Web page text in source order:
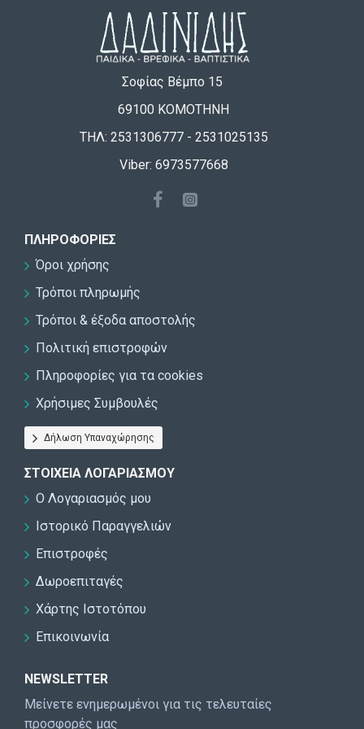
Σοφίας Βέμπο 15
69100 ΚΟΜΟΤΗΝΗ
ΤΗΛ: 2531306777 - 2531025135
Viber: 6973577668
ΠΛΗΡΟΦΟΡΊΕΣ
Όροι χρήσης
Τρόποι πληρωμής
Τρόποι & έξοδα αποστολής
Πολιτική επιστροφών
Πληροφορίες για τα cookies
Χρήσιμες Συμβουλές
Δήλωση Υπαναχώρησης
ΣΤΟΙΧΕΊΑ ΛΟΓΑΡΙΑΣΜΟΎ
Ο Λογαριασμός μου
Ιστορικό Παραγγελιών
Επιστροφές
Δωροεπιταγές
Χάρτης Ιστοτόπου
Επικοινωνία
NEWSLETTER
Μείνετε ενημερωμένοι για τις τελευταίες
προσφορές μας